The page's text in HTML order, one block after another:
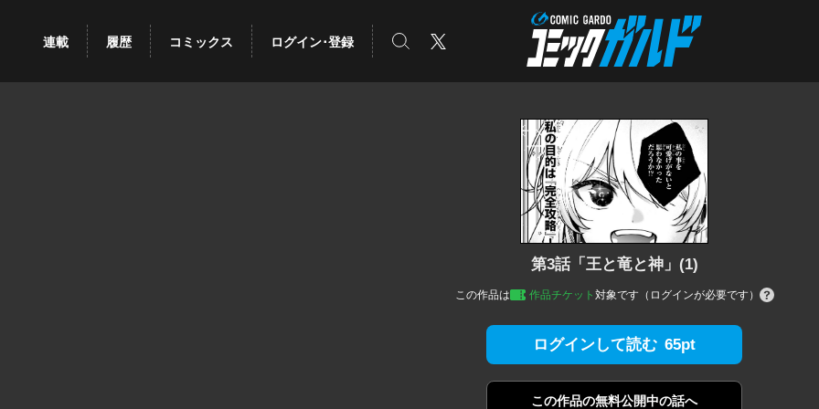
コミックガルド
連載 履歴 コミックス ログイン･登録 検索 X
第3話「王と竜と神」(1)
この作品は 作品チケット 対象です（ログインが必要です）
ログインして読む 65pt
この作品の無料公開中の話へ